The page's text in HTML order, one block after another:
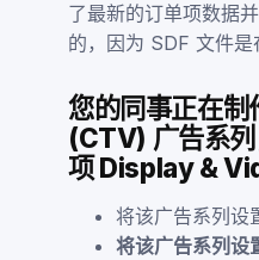
了最新的订单项数据
的，因为 SDF 文件
您的同事正在
(CTV) 广告系
项 Display &
将该广告系列设
将该广告系列设